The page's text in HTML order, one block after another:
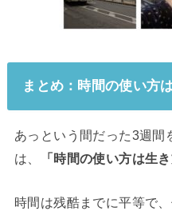
まとめ：時間の使い方
あっという間だった3週間
は、
「時間の使い方は生き
時間は残酷までに平等で